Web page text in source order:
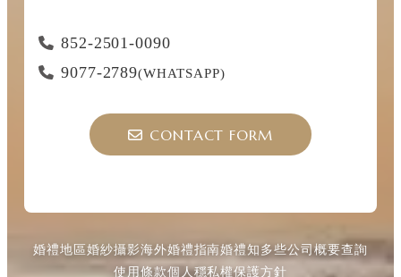
852-2501-0090
9077-2789(WHATSAPP)
CONTACT FORM
婚禮地區婚紗攝影海外婚禮指南婚禮知多些公司概要查詢
使用條款個人穩私權保護方針